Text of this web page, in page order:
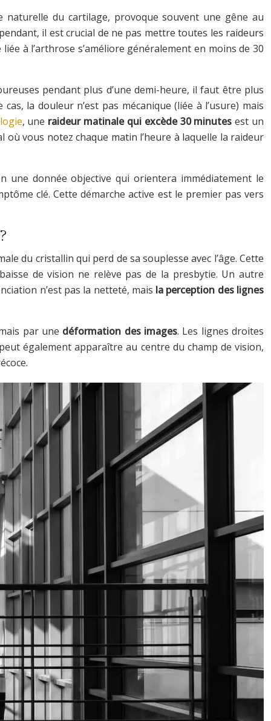
naturelle du cartilage, provoque souvent une gêne au
il est crucial de ne pas mettre toutes les raideurs
liée à l’arthrose s’améliore généralement en moins de 30
pendant plus d’une demi-heure, il faut être plus
la douleur n’est pas mécanique (liée à l’usure) mais
, une raideur matinale qui excède 30 minutes est un
vous notez chaque matin l’heure à laquelle la raideur
donnée objective qui orientera immédiatement le
clé. Cette démarche active est le premier pas vers
du cristallin qui perd de sa souplesse avec l’âge. Cette
de vision ne relève pas de la presbytie. Un autre
n’est pas la netteté, mais la perception des lignes
par une déformation des images. Les lignes droites
également apparaître au centre du champ de vision,